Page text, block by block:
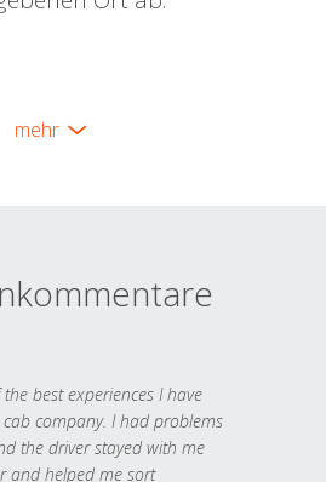
mehr
best experiences I have
company. I had problems
the driver stayed with me
and helped me sort